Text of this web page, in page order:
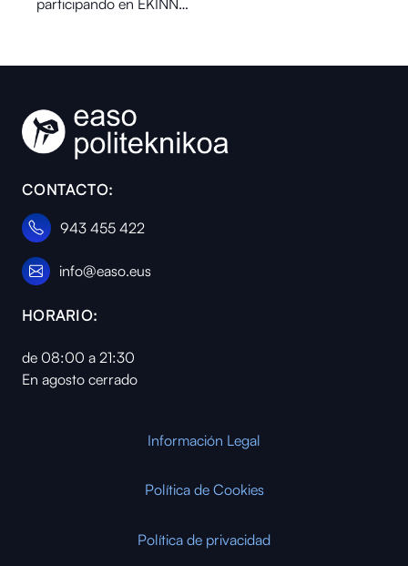
CONTACTO:
943 455 422
info@easo.eus
HORARIO:
de 08:00 a 21:30
En agosto cerrado
Información Legal
Política de Cookies
Política de privacidad